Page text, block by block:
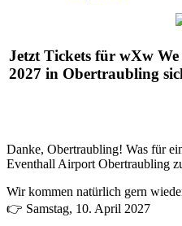
Jetzt Tickets für wXw
2027 in Obertraubling
Danke, Obertraubling! Was für
Eventhall Airport Obertraubling
Wir kommen natürlich gern
👉 Samstag, 10. April 2027